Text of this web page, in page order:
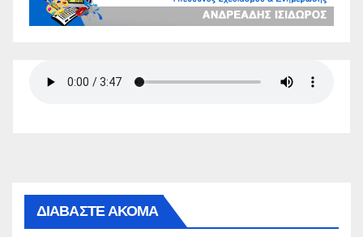
ΔΙΑΒΑΣΤΕ ΑΚΟΜΑ